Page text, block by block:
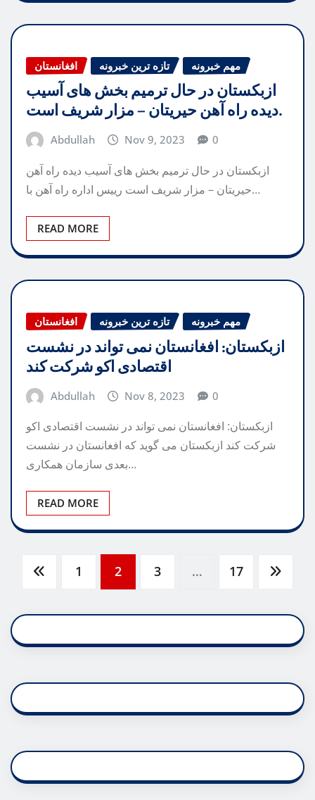
افغانستان تازه ترین خبرونه مهم خبرونه
ازبکستان در حال ترمیم بخش های آسیب
دیده راه آهن حیریتان – مزار شریف است.
Abdullah Nov 9, 2023 0
ازبکستان در حال ترمیم بخش های آسیب دیده راه آهن
حیریتان – مزار شریف است رییس اداره راه آهن با…
READ MORE
افغانستان تازه ترین خبرونه مهم خبرونه
ازبکستان: افغانستان نمی تواند در نشست
اقتصادی اکو شرکت کند
Abdullah Nov 8, 2023 0
ازبکستان: افغانستان نمی تواند در نشست اقتصادی اکو
شرکت کند ازبکستان می گوید که افغانستان در نشست
بعدی سازمان همکاری…
READ MORE
Posts
pagination
1 2 3 … 17